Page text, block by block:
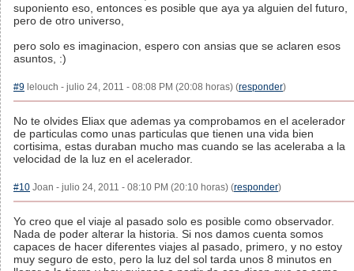
suponiento eso, entonces es posible que aya ya alguien del futuro,
pero de otro universo,
pero solo es imaginacion, espero con ansias que se aclaren esos
asuntos, :)
#9 lelouch - julio 24, 2011 - 08:08 PM (20:08 horas) (responder)
No te olvides Eliax que ademas ya comprobamos en el acelerador
de particulas como unas particulas que tienen una vida bien
cortisima, estas duraban mucho mas cuando se las aceleraba a la
velocidad de la luz en el acelerador.
#10 Joan - julio 24, 2011 - 08:10 PM (20:10 horas) (responder)
Yo creo que el viaje al pasado solo es posible como observador.
Nada de poder alterar la historia. Si nos damos cuenta somos
capaces de hacer diferentes viajes al pasado, primero, y no estoy
muy seguro de esto, pero la luz del sol tarda unos 8 minutos en